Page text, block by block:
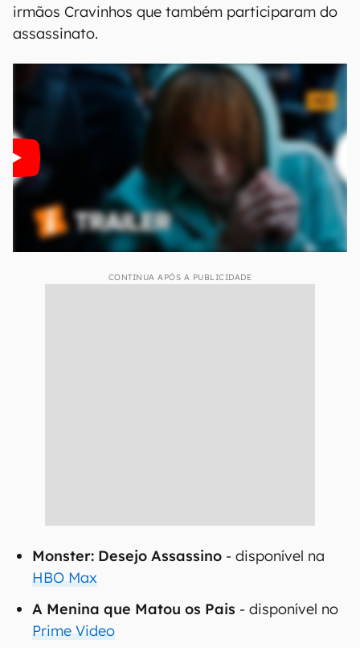
irmãos Cravinhos que também participaram do
assassinato.
CONTINUA APÓS A PUBLICIDADE
Monster: Desejo Assassino - disponível na
HBO Max
A Menina que Matou os Pais - disponível no
Prime Video